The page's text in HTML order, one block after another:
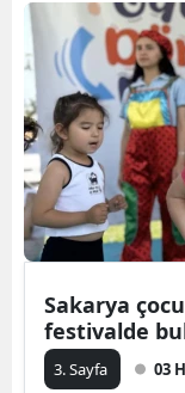
Sakarya
festivalde
3. Sayfa 03